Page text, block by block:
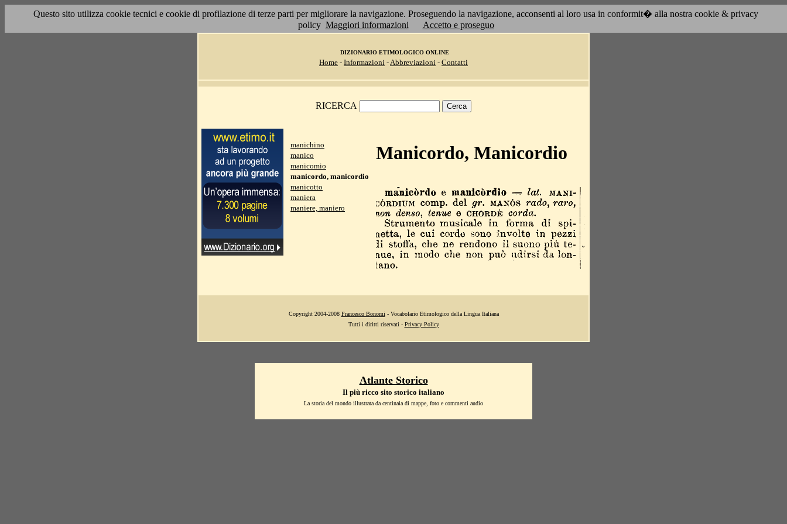
Questo sito utilizza cookie tecnici e cookie di profilazione di terze parti per migliorare la navigazione. Proseguendo la navigazione, acconsenti al loro usa in conformit� alla nostra cookie & privacy
policy Maggiori informazioni Accetto e proseguo
DIZIONARIO ETIMOLOGICO ONLINE
Home - Informazioni -Abbreviazioni - Contatti
RICERCA
manichino
manico
manicomio
manicordo, manicordio
manicotto
maniera
maniere, maniero
Manicordo, Manicordio
Copyright 2004-2008 Francesco Bonomi - Vocabolario Etimologico della Lingua Italiana
Tutti i diritti riservati - Privacy Policy
Atlante Storico
Il più ricco sito storico italiano
La storia del mondo illustrata da centinaia di mappe, foto e commenti audio